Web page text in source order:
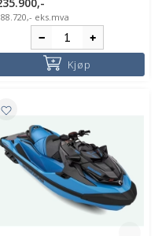
eks.mva
Kjøp